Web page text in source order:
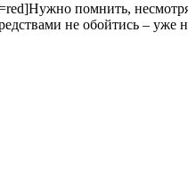
помнить,
не обойтись –